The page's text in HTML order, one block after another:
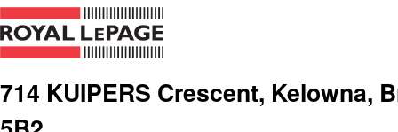
714 KUIPERS Crescent, Kelowna,